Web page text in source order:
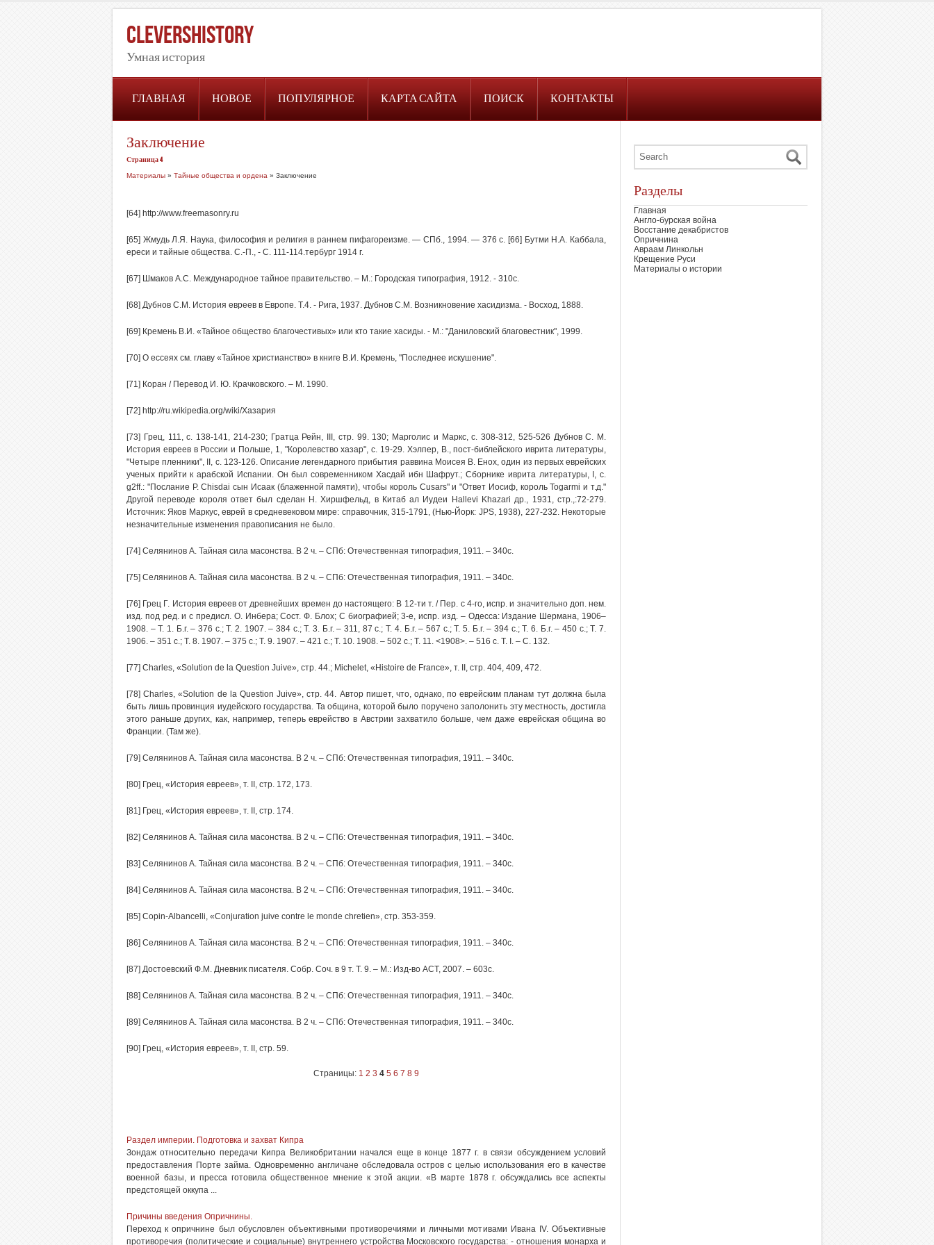
CleversHistory
Умная история
ГЛАВНАЯ НОВОЕ ПОПУЛЯРНОЕ КАРТА САЙТА ПОИСК КОНТАКТЫ
Заключение
Страница 4
Материалы » Тайные общества и ордена » Заключение
[64] http://www.freemasonry.ru
[65] Жмудь Л.Я. Наука, философия и религия в раннем пифагореизме. — СПб., 1994. — 376 с. [66] Бутми Н.А. Каббала,
ереси и тайные общества. С.-П., - С. 111-114.тербург 1914 г.
[67] Шмаков А.С. Международное тайное правительство. – М.: Городская типография, 1912. - 310с.
[68] Дубнов С.М. История евреев в Европе. Т.4. - Рига, 1937. Дубнов С.М. Возникновение хасидизма. - Восход, 1888.
[69] Кремень В.И. «Тайное общество благочестивых» или кто такие хасиды. - М.: "Даниловский благовестник", 1999.
[70] О ессеях см. главу «Тайное христианство» в книге В.И. Кремень, "Последнее искушение".
[71] Коран / Перевод И. Ю. Крачковского. – М. 1990.
[72] http://ru.wikipedia.org/wiki/Хазария
[73] Грец, 111, с. 138-141, 214-230; Гратца Рейн, III, стр. 99. 130; Марголис и Маркс, с. 308-312, 525-526 Дубнов С. М.
История евреев в России и Польше, 1, "Королевство хазар", с. 19-29. Хэлпер, B., пост-библейского иврита литературы,
"Четыре пленники", II, с. 123-126. Описание легендарного прибытия раввина Моисея B. Енох, один из первых еврейских
ученых прийти к арабской Испании. Он был современником Хасдай ибн Шафрут.; Сборнике иврита литературы, I, с.
g2ff.: "Послание Р. Chisdai сын Исаак (блаженной памяти), чтобы король Cusars" и "Ответ Иосиф, король Togarmi и т.д."
Другой переводе короля ответ был сделан H. Хиршфельд, в Китаб ал Иудеи Hallevi Khazari др., 1931, стр.,:72-279.
Источник: Яков Маркус, еврей в средневековом мире: справочник, 315-1791, (Нью-Йорк: JPS, 1938), 227-232. Некоторые
незначительные изменения правописания не было.
[74] Селянинов А. Тайная сила масонства. В 2 ч. – СПб: Отечественная типография, 1911. – 340с.
[75] Селянинов А. Тайная сила масонства. В 2 ч. – СПб: Отечественная типография, 1911. – 340с.
[76] Грец Г. История евреев от древнейших времен до настоящего: В 12-ти т. / Пер. с 4-го, испр. и значительно доп. нем.
изд. под ред. и с предисл. О. Инбера; Сост. Ф. Блох; С биографией; 3-е, испр. изд. – Одесса: Издание Шермана, 1906–
1908. – Т. 1. Б.г. – 376 с.; Т. 2. 1907. – 384 с.; Т. 3. Б.г. – 311, 87 с.; Т. 4. Б.г. – 567 с.; Т. 5. Б.г. – 394 с.; Т. 6. Б.г. – 450 с.; Т. 7.
1906. – 351 с.; Т. 8. 1907. – 375 с.; Т. 9. 1907. – 421 с.; Т. 10. 1908. – 502 с.; Т. 11. <1908>. – 516 с. Т. I. – С. 132.
[77] Charles, «Solution de la Question Juive», стр. 44.; Michelet, «Histoire de France», т. II, стр. 404, 409, 472.
[78] Charles, «Solution de la Question Juive», стр. 44. Автор пишет, что, однако, по еврейским планам тут должна была
быть лишь провинция иудейского государства. Та община, которой было поручено заполонить эту местность, достигла
этого раньше других, как, например, теперь еврейство в Австрии захватило больше, чем даже еврейская община во
Франции. (Там же).
[79] Селянинов А. Тайная сила масонства. В 2 ч. – СПб: Отечественная типография, 1911. – 340с.
[80] Грец, «История евреев», т. II, стр. 172, 173.
[81] Грец, «История евреев», т. II, стр. 174.
[82] Селянинов А. Тайная сила масонства. В 2 ч. – СПб: Отечественная типография, 1911. – 340с.
[83] Селянинов А. Тайная сила масонства. В 2 ч. – СПб: Отечественная типография, 1911. – 340с.
[84] Селянинов А. Тайная сила масонства. В 2 ч. – СПб: Отечественная типография, 1911. – 340с.
[85] Copin-Albancelli, «Conjuration juive contre le monde chretien», стр. 353-359.
[86] Селянинов А. Тайная сила масонства. В 2 ч. – СПб: Отечественная типография, 1911. – 340с.
[87] Достоевский Ф.М. Дневник писателя. Собр. Соч. в 9 т. Т. 9. – М.: Изд-во АСТ, 2007. – 603с.
[88] Селянинов А. Тайная сила масонства. В 2 ч. – СПб: Отечественная типография, 1911. – 340с.
[89] Селянинов А. Тайная сила масонства. В 2 ч. – СПб: Отечественная типография, 1911. – 340с.
[90] Грец, «История евреев», т. II, стр. 59.
Страницы: 1 2 3 4 5 6 7 8 9
Раздел империи. Подготовка и захват Кипра
Зондаж относительно передачи Кипра Великобритании начался еще в конце 1877 г. в связи обсуждением условий
предоставления Порте займа. Одновременно англичане обследовала остров с целью использования его в качестве
военной базы, и пресса готовила общественное мнение к этой акции. «В марте 1878 г. обсуждались все аспекты
предстоящей оккупа ...
Причины введения Опричнины.
Переход к опричнине был обусловлен объективными противоречиями и личными мотивами Ивана ІV. Объективные
противоречия (политические и социальные) внутреннего устройства Московского государства: - отношения монарха и
Разделы
Главная
Англо-бурская война
Восстание декабристов
Опричнина
Авраам Линкольн
Крещение Руси
Материалы о истории